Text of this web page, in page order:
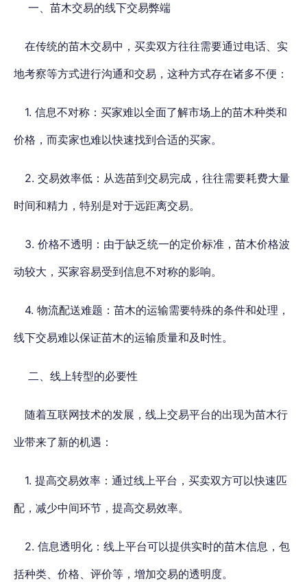
一、苗木交易的线下交易弊端
在传统的苗木交易中，买卖双方往往需要通过电话、实
地考察等方式进行沟通和交易，这种方式存在诸多不便：
1. 信息不对称：买家难以全面了解市场上的苗木种类和
价格，而卖家也难以快速找到合适的买家。
2. 交易效率低：从选苗到交易完成，往往需要耗费大量
时间和精力，特别是对于远距离交易。
3. 价格不透明：由于缺乏统一的定价标准，苗木价格波
动较大，买家容易受到信息不对称的影响。
4. 物流配送难题：苗木的运输需要特殊的条件和处理，
线下交易难以保证苗木的运输质量和及时性。
二、线上转型的必要性
随着互联网技术的发展，线上交易平台的出现为苗木行
业带来了新的机遇：
1. 提高交易效率：通过线上平台，买卖双方可以快速匹
配，减少中间环节，提高交易效率。
2. 信息透明化：线上平台可以提供实时的苗木信息，包
括种类、价格、评价等，增加交易的透明度。